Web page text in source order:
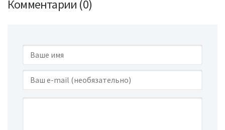
Комментарии (0)